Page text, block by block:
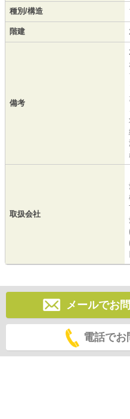
種別/構造
階建
備考
取扱会社
メールでお
電話でお